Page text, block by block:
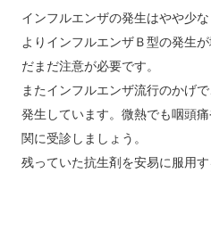
インフルエンザの発生はやや少
よりインフルエンザＢ型の発生
だまだ注意が必要です。
またインフルエンザ流行のかげ
発生しています。微熱でも咽頭
関に受診しましょう。
残っていた抗生剤を安易に服用す